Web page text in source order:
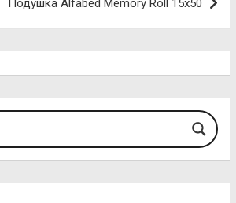
Подушка Alfabed Memory Roll 15х50